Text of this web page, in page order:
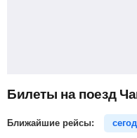
Билеты на поезд
Ближайшие рейсы: